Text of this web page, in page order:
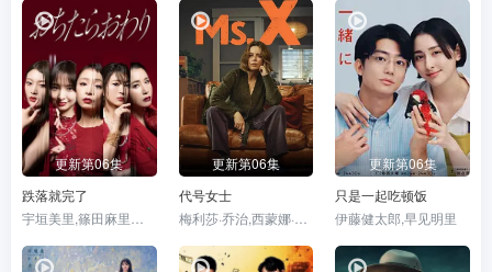
更新第06集
跌落就完了
更新第06集
代号女士
更新第06集
只是一起吃顿饭
伊藤健太郎,早见明里